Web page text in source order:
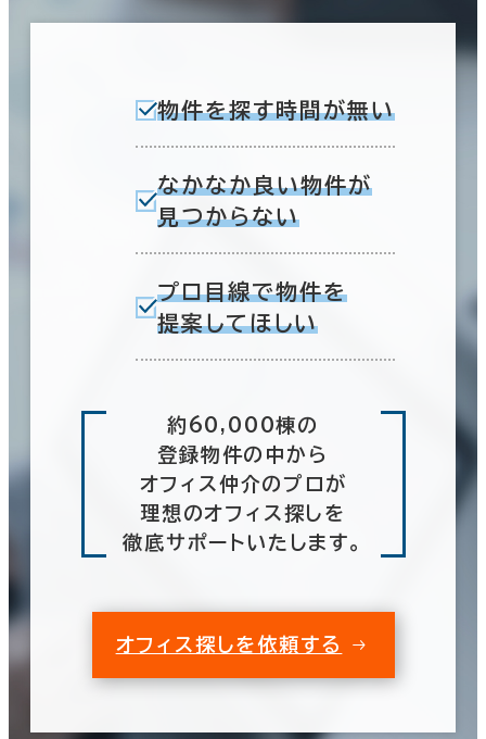
物件を探す時間が無い
なかなか良い物件が
見つからない
プロ目線で物件を
提案してほしい
約60,000棟の
登録物件の中から
オフィス仲介のプロが
理想のオフィス探しを
徹底サポートいたします。
オフィス探しを依頼する